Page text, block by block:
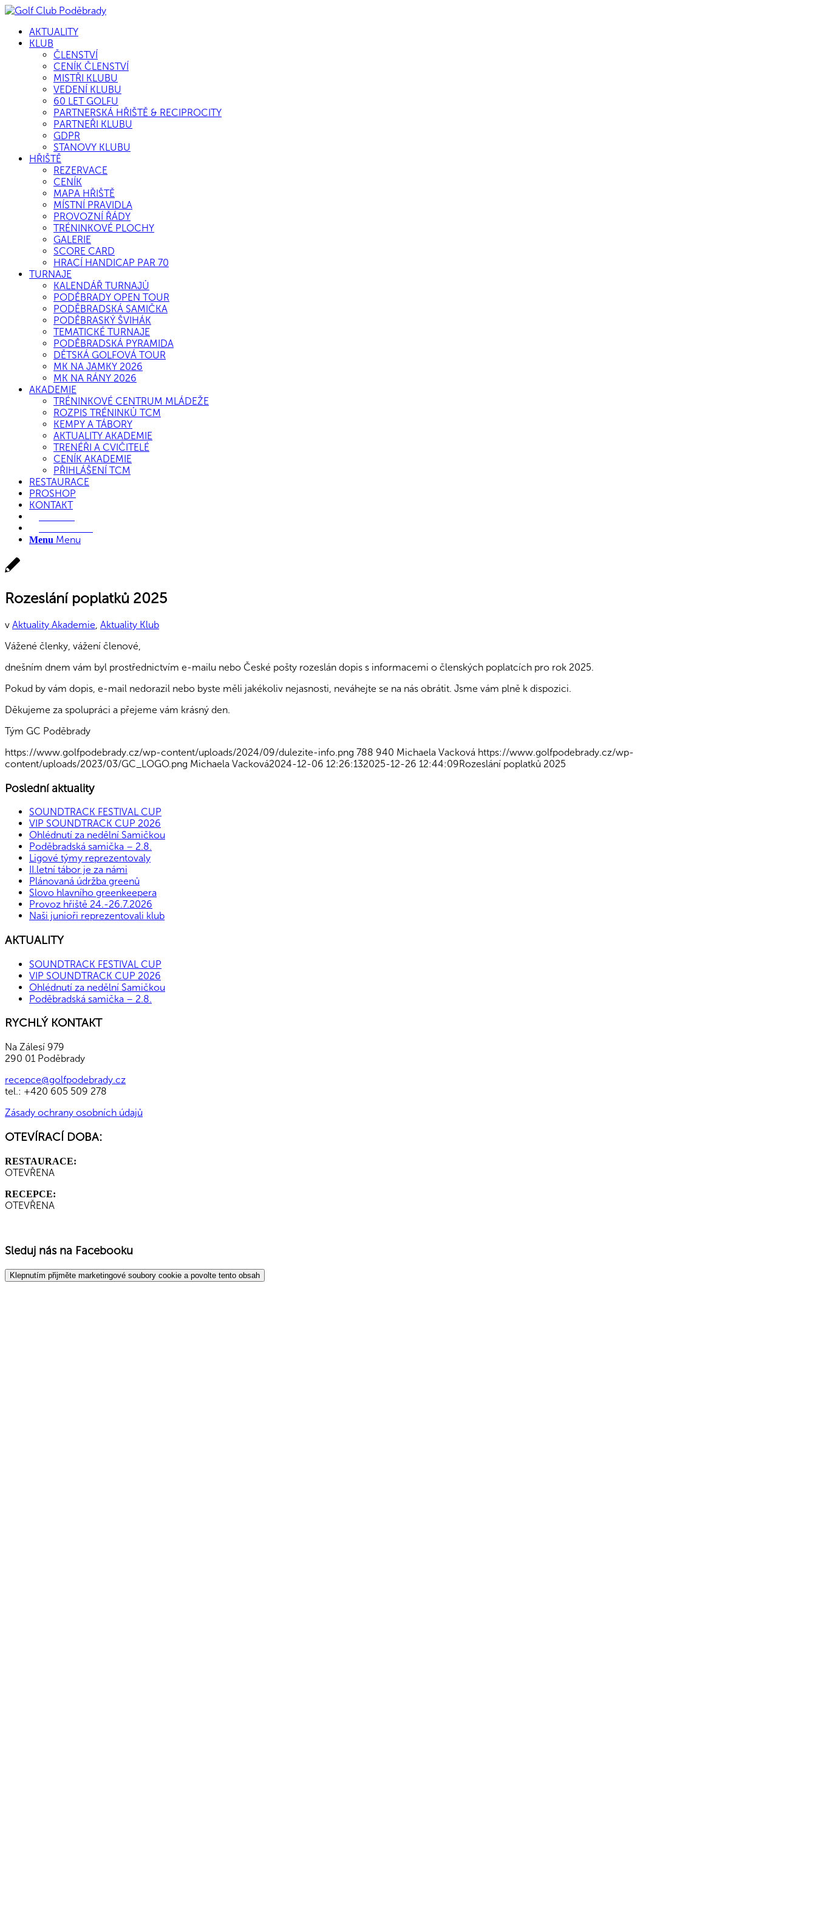
AKTUALITY
KLUB
ČLENSTVÍ
CENÍK ČLENSTVÍ
MISTŘI KLUBU
VEDENÍ KLUBU
60 LET GOLFU
PARTNERSKÁ HŘIŠTĚ & RECIPROCITY
PARTNEŘI KLUBU
GDPR
STANOVY KLUBU
HŘIŠTĚ
REZERVACE
CENÍK
MAPA HŘIŠTĚ
MÍSTNÍ PRAVIDLA
PROVOZNÍ ŘÁDY
TRÉNINKOVÉ PLOCHY
GALERIE
SCORE CARD
HRACÍ HANDICAP PAR 70
TURNAJE
KALENDÁŘ TURNAJŮ
PODĚBRADY OPEN TOUR
PODĚBRADSKÁ SAMIČKA
PODĚBRASKÝ ŠVIHÁK
TEMATICKÉ TURNAJE
PODĚBRADSKÁ PYRAMIDA
DĚTSKÁ GOLFOVÁ TOUR
MK NA JAMKY 2026
MK NA RÁNY 2026
AKADEMIE
TRÉNINKOVÉ CENTRUM MLÁDEŽE
ROZPIS TRÉNINKŮ TCM
KEMPY A TÁBORY
AKTUALITY AKADEMIE
TRENÉŘI A CVIČITELÉ
CENÍK AKADEMIE
PŘIHLÁŠENÍ TCM
RESTAURACE
PROSHOP
KONTAKT
Menu Menu
Rozeslání poplatků 2025
v Aktuality Akademie, Aktuality Klub
Vážené členky, vážení členové,
dnešním dnem vám byl prostřednictvím e-mailu nebo České pošty rozeslán dopis s informacemi o členských poplatcích pro rok 2025.
Pokud by vám dopis, e-mail nedorazil nebo byste měli jakékoliv nejasnosti, neváhejte se na nás obrátit. Jsme vám plně k dispozici.
Děkujeme za spolupráci a přejeme vám krásný den.
Tým GC Poděbrady
https://www.golfpodebrady.cz/wp-content/uploads/2024/09/dulezite-info.png 788 940 Michaela Vacková https://www.golfpodebrady.cz/wp-
content/uploads/2023/03/GC_LOGO.png Michaela Vacková2024-12-06 12:26:132025-12-26 12:44:09Rozeslání poplatků 2025
Poslední aktuality
SOUNDTRACK FESTIVAL CUP
VIP SOUNDTRACK CUP 2026
Ohlédnutí za nedělní Samičkou
Poděbradská samička – 2.8.
Ligové týmy reprezentovaly
II.letní tábor je za námi
Plánovaná údržba greenů
Slovo hlavního greenkeepera
Provoz hřiště 24.-26.7.2026
Naši junioři reprezentovali klub
AKTUALITY
SOUNDTRACK FESTIVAL CUP
VIP SOUNDTRACK CUP 2026
Ohlédnutí za nedělní Samičkou
Poděbradská samička – 2.8.
RYCHLÝ KONTAKT
Na Zálesí 979
290 01 Poděbrady
recepce@golfpodebrady.cz
tel.: +420 605 509 278
Zásady ochrany osobních údajů
OTEVÍRACÍ DOBA:
RESTAURACE:
OTEVŘENA
RECEPCE:
OTEVŘENA
Sleduj nás na Facebooku
Klepnutím přijměte marketingové soubory cookie a povolte tento obsah